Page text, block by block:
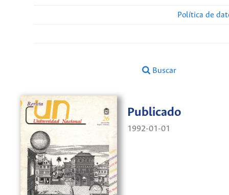
Política de
Buscar
Publicado
1992-01-01